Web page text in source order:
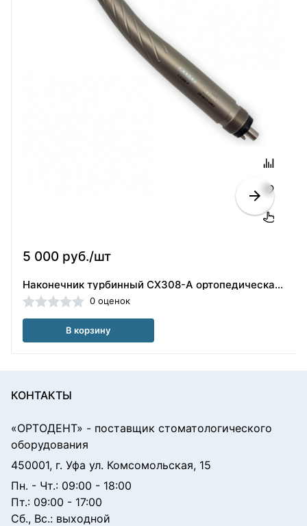
5 000 руб./шт
Наконечник турбинный CX308-A ортопедическая головка(40101854)
0 оценок
В корзину
КОНТАКТЫ
«ОРТОДЕНТ» - поставщик стоматологического
оборудования
450001, г. Уфа ул. Комсомольская, 15
Пн. - Чт.: 09:00 - 18:00
Пт.: 09:00 - 17:00
Сб., Вс.: выходной